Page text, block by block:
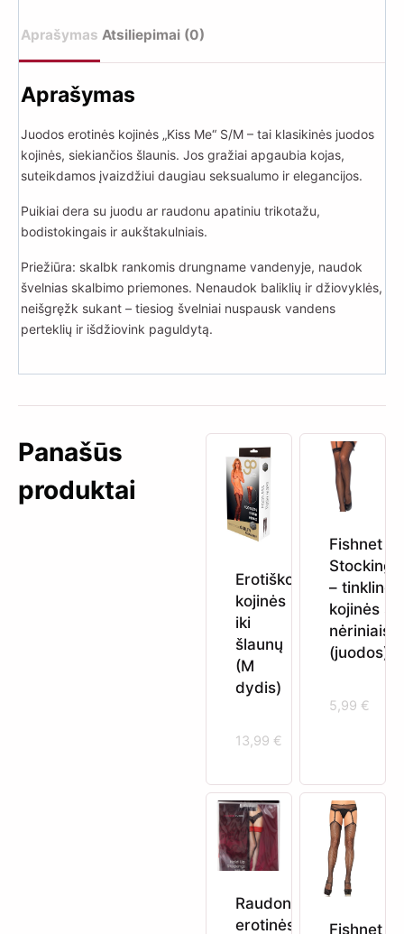
Aprašymas Atsiliepimai (0)
Aprašymas
Juodos erotinės kojinės „Kiss Me“ S/M – tai klasikinės juodos
kojinės, siekiančios šlaunis. Jos gražiai apgaubia kojas,
suteikdamos įvaizdžiui daugiau seksualumo ir elegancijos.
Puikiai dera su juodu ar raudonu apatiniu trikotažu,
bodistokingais ir aukštakulniais.
Priežiūra: skalbk rankomis drungname vandenyje, naudok
švelnias skalbimo priemones. Nenaudok baliklių ir džiovyklės,
neišgręžk sukant – tiesiog švelniai nuspausk vandens
perteklių ir išdžiovink paguldytą.
Panašūs
produktai
Erotiškos
kojinės
iki
šlaunų
(M
dydis)
13,99 €
Fishnet
Stockings
– tinklinės
kojinės su
nėriniais
(juodos)
5,99 €
Raudonos
erotinės
Fishnet